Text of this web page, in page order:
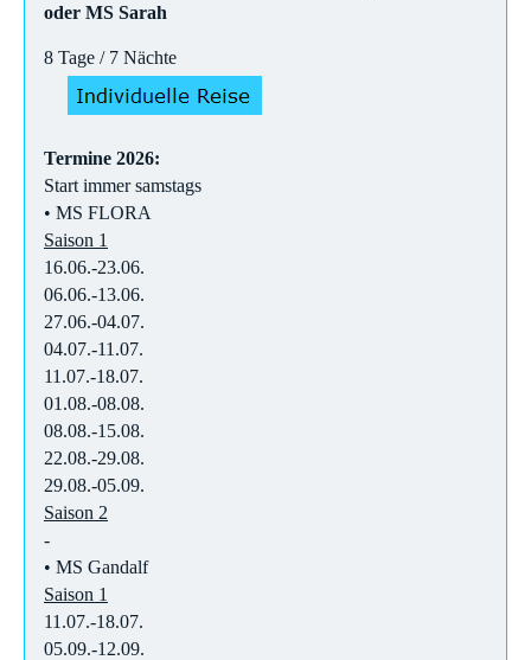
oder MS Sarah
8 Tage / 7 Nächte
Termine 2026:
Start immer samstags
• MS FLORA
Saison 1
16.06.-23.06.
06.06.-13.06.
27.06.-04.07.
04.07.-11.07.
11.07.-18.07.
01.08.-08.08.
08.08.-15.08.
22.08.-29.08.
29.08.-05.09.
Saison 2
-
• MS Gandalf
Saison 1
11.07.-18.07.
05.09.-12.09.